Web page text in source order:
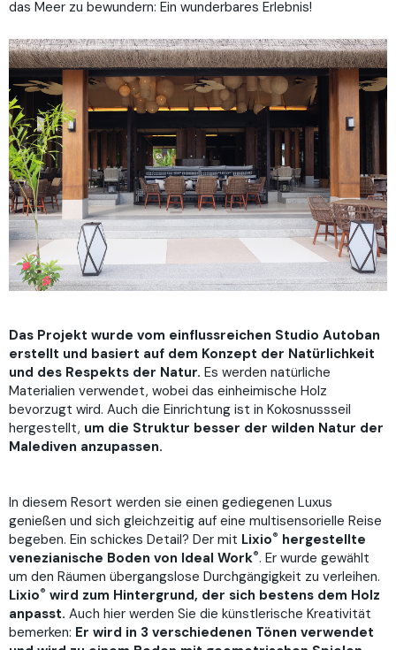
das Meer zu bewundern: Ein wunderbares Erlebnis!
Das Projekt wurde vom einflussreichen Studio Autoban
erstellt und basiert auf dem Konzept der Natürlichkeit
und des Respekts der Natur. Es werden natürliche
Materialien verwendet, wobei das einheimische Holz
bevorzugt wird. Auch die Einrichtung ist in Kokosnussseil
hergestellt, um die Struktur besser der wilden Natur der
Malediven anzupassen.
In diesem Resort werden sie einen gediegenen Luxus
genießen und sich gleichzeitig auf eine multisensorielle Reise
begeben. Ein schickes Detail? Der mit Lixio® hergestellte
venezianische Boden von Ideal Work®. Er wurde gewählt
um den Räumen übergangslose Durchgängigkeit zu verleihen.
Lixio® wird zum Hintergrund, der sich bestens dem Holz
anpasst. Auch hier werden Sie die künstlerische Kreativität
bemerken: Er wird in 3 verschiedenen Tönen verwendet